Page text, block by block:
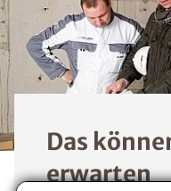
Das
erwarten